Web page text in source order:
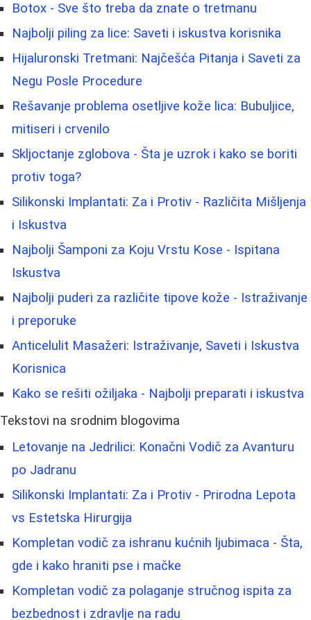
Botox - Sve što treba da znate o tretmanu
Najbolji piling za lice: Saveti i iskustva korisnika
Hijaluronski Tretmani: Najčešća Pitanja i Saveti za
Negu Posle Procedure
Rešavanje problema osetljive kože lica: Bubuljice,
mitiseri i crvenilo
Skljoctanje zglobova - Šta je uzrok i kako se boriti
protiv toga?
Silikonski Implantati: Za i Protiv - Različita Mišljenja
i Iskustva
Najbolji Šamponi za Koju Vrstu Kose - Ispitana
Iskustva
Najbolji puderi za različite tipove kože - Istraživanje
i preporuke
Anticelulit Masažeri: Istraživanje, Saveti i Iskustva
Korisnica
Kako se rešiti ožiljaka - Najbolji preparati i iskustva
Tekstovi na srodnim blogovima
Letovanje na Jedrilici: Konačni Vodič za Avanturu
po Jadranu
Silikonski Implantati: Za i Protiv - Prirodna Lepota
vs Estetska Hirurgija
Kompletan vodič za ishranu kućnih ljubimaca - Šta,
gde i kako hraniti pse i mačke
Kompletan vodič za polaganje stručnog ispita za
bezbednost i zdravlje na radu